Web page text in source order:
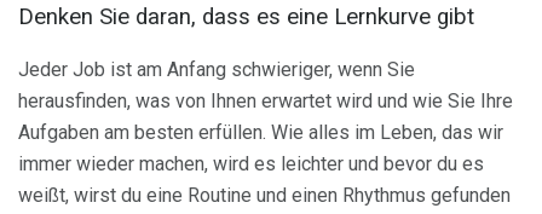
Denken Sie daran, dass es eine Lernkurve gibt
Jeder Job ist am Anfang schwieriger, wenn Sie
herausfinden, was von Ihnen erwartet wird und wie Sie Ihre
Aufgaben am besten erfüllen. Wie alles im Leben, das wir
immer wieder machen, wird es leichter und bevor du es
weißt, wirst du eine Routine und einen Rhythmus gefunden